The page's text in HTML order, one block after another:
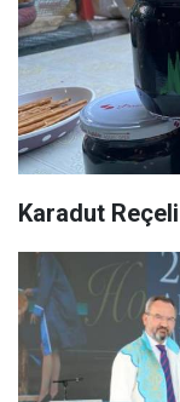
Karadut Reçeli